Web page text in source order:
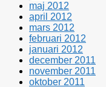
maj 2012
april 2012
mars 2012
februari 2012
januari 2012
december 2011
november 2011
oktober 2011